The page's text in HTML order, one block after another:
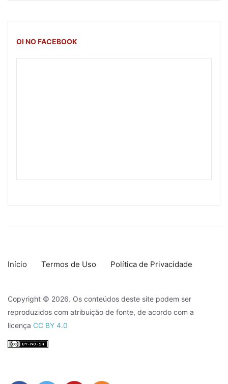
OI NO FACEBOOK
Início Termos de Uso Política de Privacidade
Copyright © 2026. Os conteúdos deste site podem ser
reproduzidos com atribuição de fonte, de acordo com a
licença CC BY 4.0